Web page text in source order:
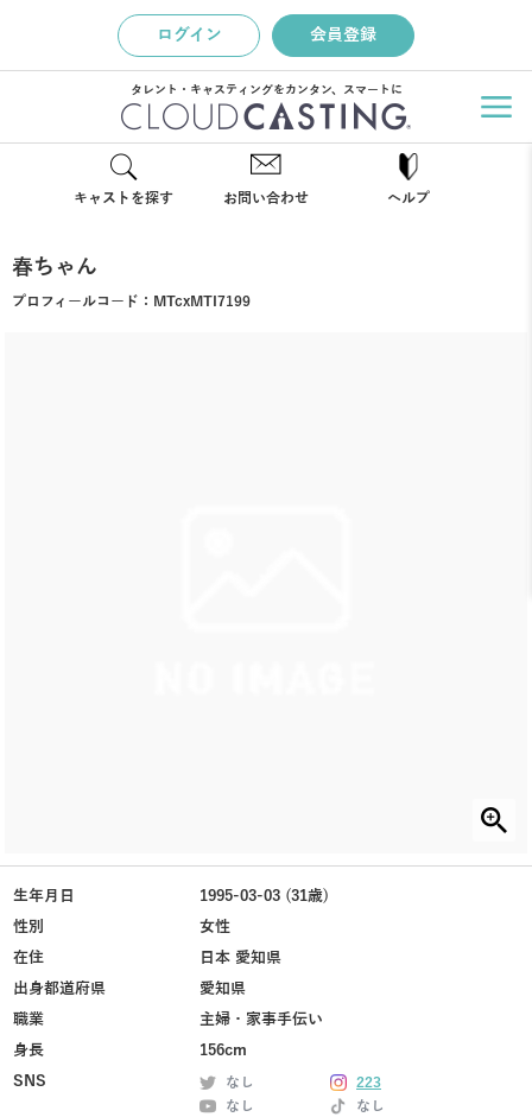
ログイン 会員登録
タレント・キャスティングをカンタン、スマートに
キャストを探す お問い合わせ ヘルプ
春ちゃん
プロフィールコード： MTcxMTI7199
生年月日
1995-03-03 (31歳)
性別
女性
在住
日本 愛知県
出身都道府県
愛知県
職業
主婦・家事手伝い
身長
156cm
SNS
なし
223
なし
なし